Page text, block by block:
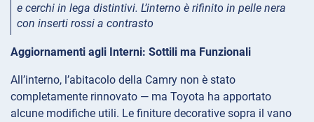
e cerchi in lega distintivi. L’interno è rifinito in pelle nera
con inserti rossi a contrasto
Aggiornamenti agli Interni: Sottili ma Funzionali
All’interno, l’abitacolo della Camry non è stato
completamente rinnovato — ma Toyota ha apportato
alcune modifiche utili. Le finiture decorative sopra il vano